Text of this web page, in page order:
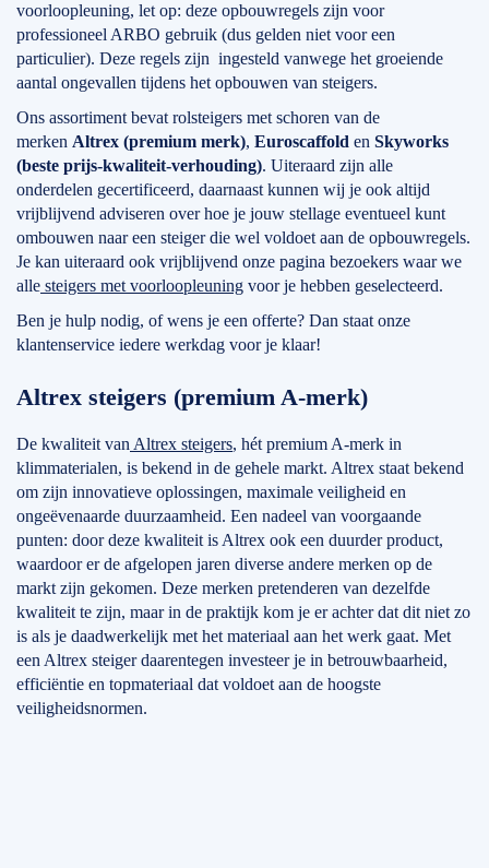
voorloopleuning, let op: deze opbouwregels zijn voor
professioneel ARBO gebruik (dus gelden niet voor een
particulier). Deze regels zijn ingesteld vanwege het groeiende
aantal ongevallen tijdens het opbouwen van steigers.
Ons assortiment bevat rolsteigers met schoren van de
merken Altrex (premium merk), Euroscaffold en Skyworks
(beste prijs-kwaliteit-verhouding). Uiteraard zijn alle
onderdelen gecertificeerd, daarnaast kunnen wij je ook altijd
vrijblijvend adviseren over hoe je jouw stellage eventueel kunt
ombouwen naar een steiger die wel voldoet aan de opbouwregels.
Je kan uiteraard ook vrijblijvend onze pagina bezoekers waar we
alle steigers met voorloopleuning voor je hebben geselecteerd.
Ben je hulp nodig, of wens je een offerte? Dan staat onze
klantenservice iedere werkdag voor je klaar!
Altrex steigers (premium A-merk)
De kwaliteit van Altrex steigers, hét premium A-merk in
klimmaterialen, is bekend in de gehele markt. Altrex staat bekend
om zijn innovatieve oplossingen, maximale veiligheid en
ongeëvenaarde duurzaamheid. Een nadeel van voorgaande
punten: door deze kwaliteit is Altrex ook een duurder product,
waardoor er de afgelopen jaren diverse andere merken op de
markt zijn gekomen. Deze merken pretenderen van dezelfde
kwaliteit te zijn, maar in de praktijk kom je er achter dat dit niet zo
is als je daadwerkelijk met het materiaal aan het werk gaat. Met
een Altrex steiger daarentegen investeer je in betrouwbaarheid,
efficiëntie en topmateriaal dat voldoet aan de hoogste
veiligheidsnormen.